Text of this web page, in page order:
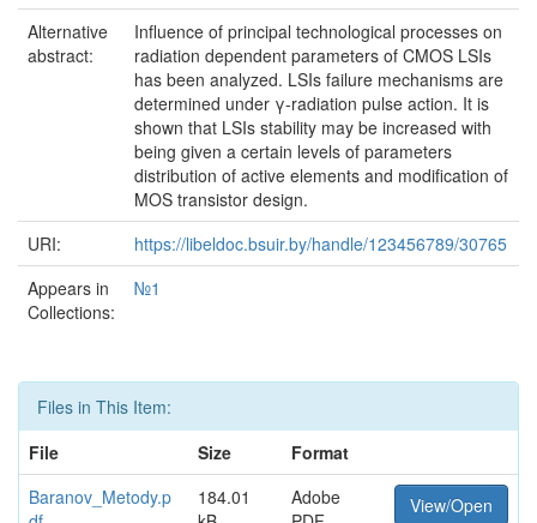
Alternative
abstract:
Influence of principal technological processes on
radiation dependent parameters of CMOS LSIs
has been analyzed. LSIs failure mechanisms are
determined under γ-radiation pulse action. It is
shown that LSIs stability may be increased with
being given a certain levels of parameters
distribution of active elements and modification of
MOS transistor design.
URI:
https://libeldoc.bsuir.by/handle/123456789/30765
Appears in
Collections:
№1
Files in This Item:
File
Size
Format
Baranov_Metody.p
184.01
Adobe
View/Open